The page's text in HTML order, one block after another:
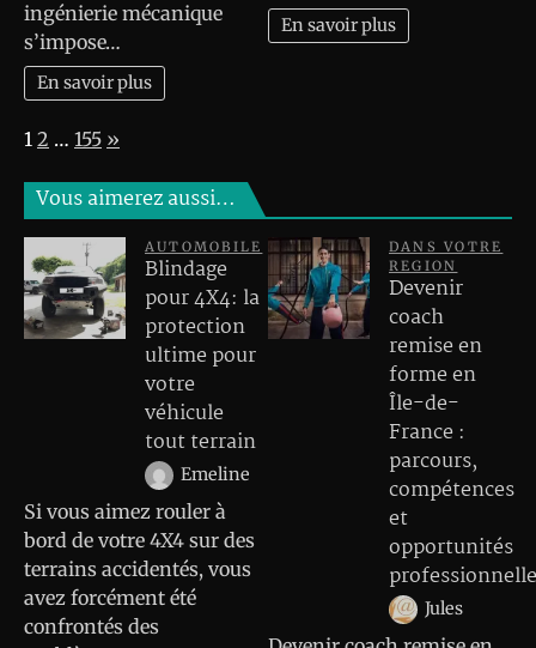
ingénierie mécanique
s’impose…
En savoir plus
En savoir plus
Page:
1 2 … 155 Next
»
Vous aimerez aussi…
AUTOMOBILE
Blindage
pour 4X4: la
protection
ultime pour
votre
véhicule
tout terrain
Emeline
Si vous aimez rouler à
bord de votre 4X4 sur des
terrains accidentés, vous
avez forcément été
confrontés des
DANS VOTRE
REGION
Devenir
coach
remise en
forme en
Île-de-
France :
parcours,
compétences
et
opportunités
Jules